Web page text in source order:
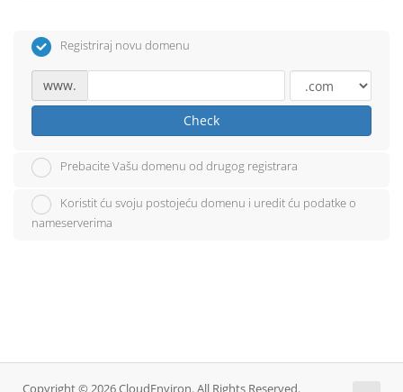
Registriraj novu domenu
www.
Check
Prebacite Vašu domenu od drugog registrara
Koristit ću svoju postojeću domenu i uredit ću podatke o
nameserverima
Copyright © 2026 CloudEnviron. All Rights Reserved.